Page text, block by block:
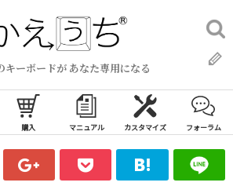
キーボードが あなた専用になる
検
索:
購入 マニュアル カスタマイズ フォーラム